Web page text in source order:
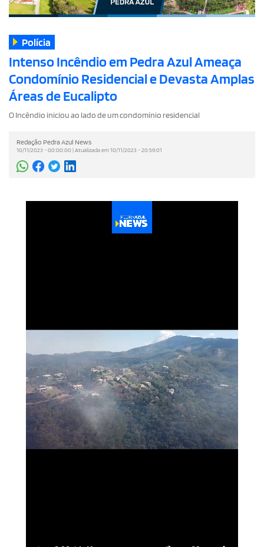
Polícia
Intenso Incêndio em Pedra Azul Ameaça
Condomínio Residencial e Devasta Amplas
Áreas de Eucalipto
O Incêndio iniciou ao lado de um condomínio residencial
Redação Pedra Azul News
10/11/2023 - 00:00:00 | Atualizada em 10/11/2023 - 20:59:01